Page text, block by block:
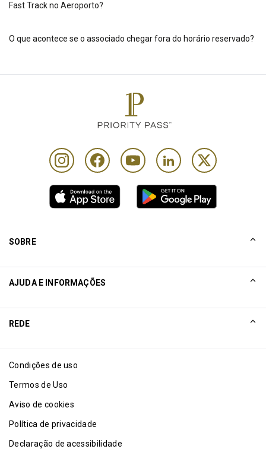
Fast Track no Aeroporto?
O que acontece se o associado chegar fora do horário reservado?
SOBRE
Excellence Awards
Blog
AJUDA E INFORMAÇÕES
REDE
Condições de uso
Termos de Uso
Aviso de cookies
Política de privacidade
Declaração de acessibilidade